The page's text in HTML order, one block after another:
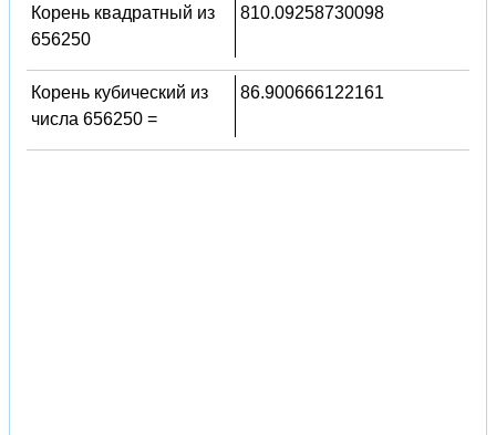
Корень квадратный из
656250
810.09258730098
Корень кубический из
числа 656250 =
86.900666122161